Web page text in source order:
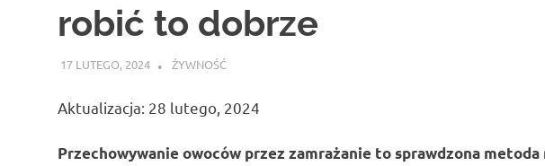
robić to dobrze
17 LUTEGO, 2024 ATROX
ŻYWNOŚĆ
Aktualizacja: 28 lutego, 2024
Przechowywanie owoców przez zamrażanie to sprawdzona metoda